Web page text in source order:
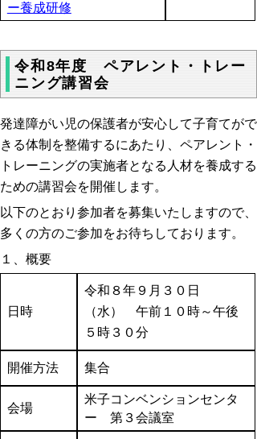
ー養成研修
令和8年度 ペアレント・トレー
ニング講習会
発達障がい児の保護者が安心して子育てがで
きる体制を整備するにあたり、ペアレント・
トレーニングの実施者となる人材を養成する
ための講習会を開催します。
以下のとおり参加者を募集いたしますので、
多くの方のご参加をお待ちしております。
１、概要
日時
令和８年９月３０日
（水） 午前１０時～午後
５時３０分
開催方法 集合
会場
米子コンベンションセンタ
ー 第３会議室